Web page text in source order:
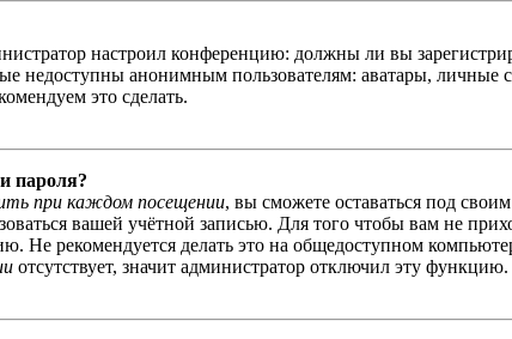
настроил конференцию: должны ли вы
недоступны анонимным пользователям: аватары, личные
это сделать.
пароля?
при каждом посещении, вы сможете оставаться под
вашей учётной записью. Для того чтобы вам не
Не рекомендуется делать это на общедоступном
отсутствует, значит администратор отключил эту функцию.